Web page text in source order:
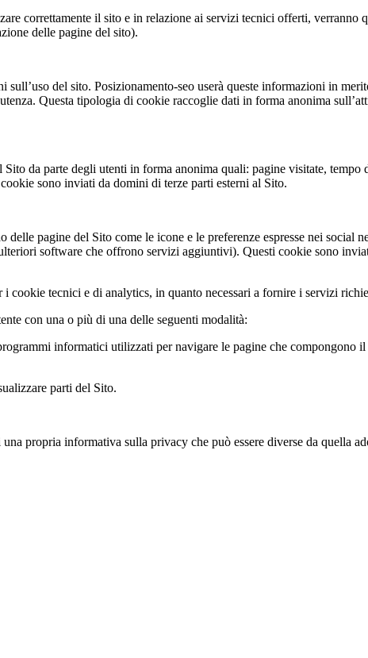
correttamente il sito e in relazione ai servizi tecnici offerti, verranno
delle pagine del sito).
del sito. Posizionamento-seo userà queste informazioni in
Questa tipologia di cookie raccoglie dati in forma anonima
da parte degli utenti in forma anonima quali: pagine visitate,
sono inviati da domini di terze parti esterni al Sito.
pagine del Sito come le icone e le preferenze espresse nei social
software che offrono servizi aggiuntivi). Questi cookie sono
cookie tecnici e di analytics, in quanto necessari a fornire i servizi
con una o più di una delle seguenti modalità:
informatici utilizzati per navigare le pagine che compongono il
parti del Sito.
propria informativa sulla privacy che può essere diverse da quella